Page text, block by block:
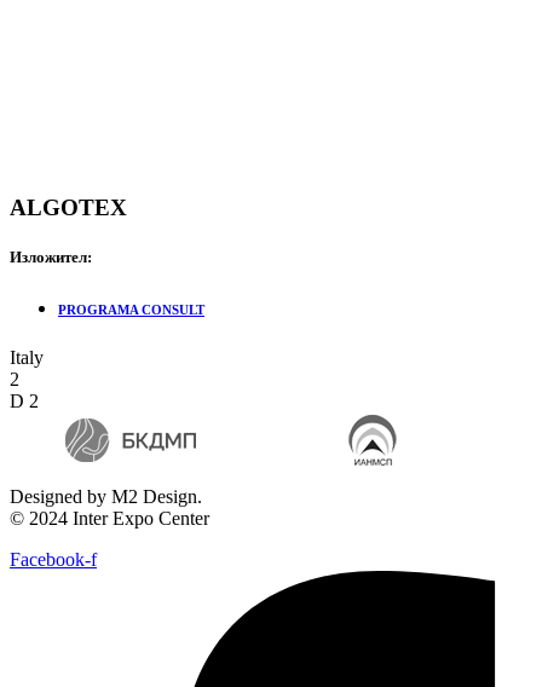
ALGOTEX
Изложител:
PROGRAMA CONSULT
Italy
2
D 2
Designed by M2 Design.
© 2024 Inter Expo Center
Facebook-f